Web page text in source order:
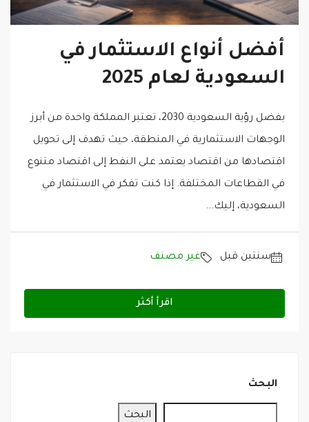
أفضل أنواع الاستثمار في
السعودية لعام 2025
بفضل رؤية السعودية 2030، تعتبر المملكة واحدة من أبرز
الوجهات الاستثمارية في المنطقة، حيث تهدف إلى تحويل
اقتصادها من اقتصاد يعتمد على النفط إلى اقتصاد متنوع
في القطاعات المختلفة. إذا كنت تفكر في الاستثمار في
السعودية، إليك...
‏سنتين قبل غير مصنف
اقرأ أكثر
البحث
البحث